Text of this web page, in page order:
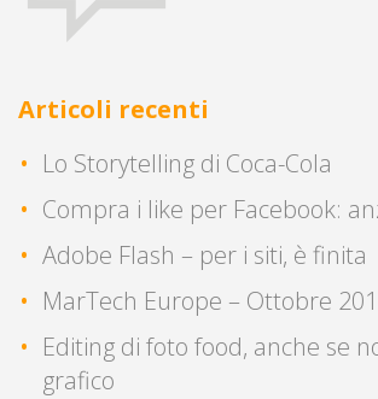
Articoli recenti
Lo Storytelling di Coca-Cola
Compra i like per Facebook:
Adobe Flash – per i siti, è finita
MarTech Europe – Ottobre
Editing di foto food, anche se
grafico